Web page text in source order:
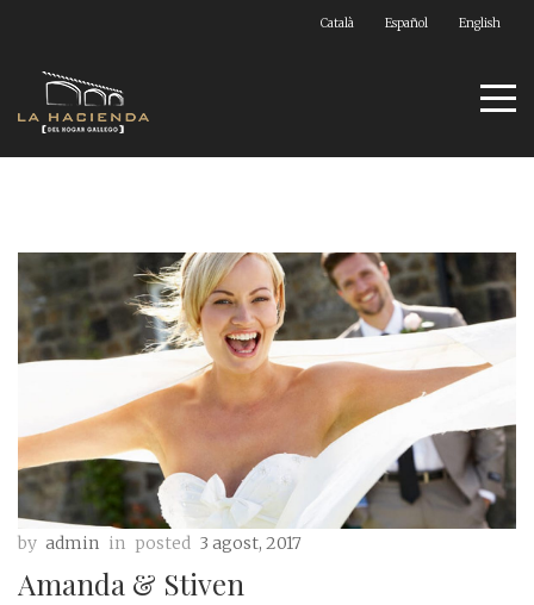
Català Español English
by admin in posted 3 agost, 2017
Amanda & Stiven